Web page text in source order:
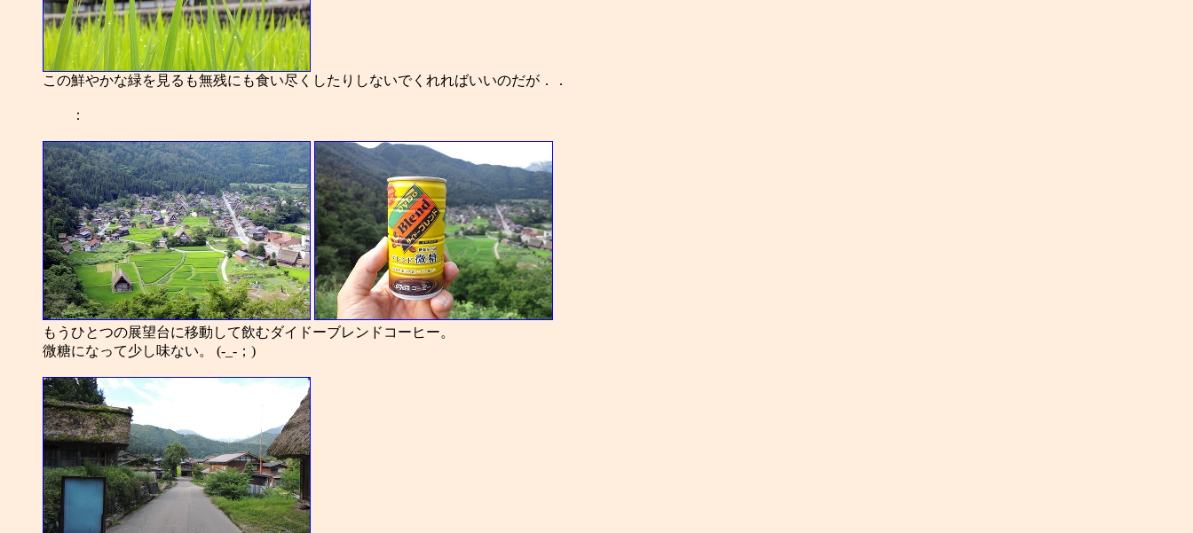
この鮮やかな緑を見るも無残にも食い尽くしたりしないでくれればいいのだが．．
：
もうひとつの展望台に移動して飲むダイドーブレンドコーヒー。
微糖になって少し味ない。 (-_-；)